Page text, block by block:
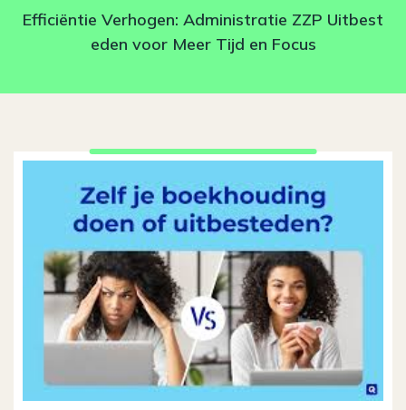
Efficiëntie Verhogen: Administratie ZZP Uitbest
eden voor Meer Tijd en Focus